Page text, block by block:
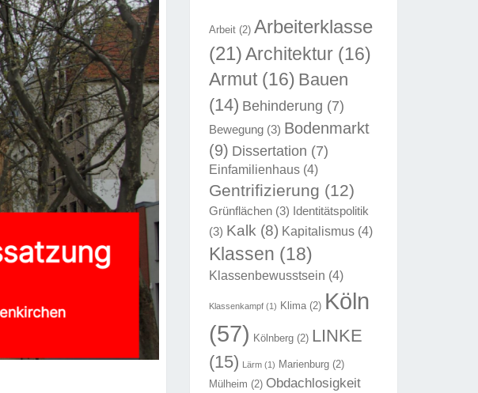
Arbeit(2) Arbeiterklasse
(21) Architektur(16)
Armut(16) Bauen
(14) Behinderung (7)
Bewegung(3) Bodenmarkt
(9) Dissertation (7)
Einfamilienhaus(4)
Gentrifizierung (12)
Grünflächen(3) Identitätspolitik
(3) Kalk (8) Kapitalismus(4)
Klassen (18)
Klassenbewusstsein (4)
Klassenkampf(1) Klima(2) Köln
(57) Kölnberg(2) LINKE
(15) Lärm(1) Marienburg(2)
Mülheim (2) Obdachlosigkeit